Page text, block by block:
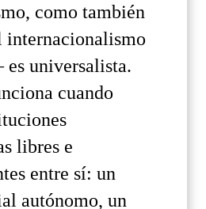
como también
internacionalismo
universalista.
cuando
libres e
entre sí: un
autónomo, un